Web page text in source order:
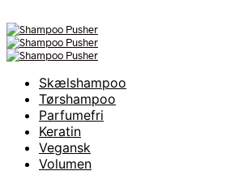
Skælshampoo
Tørshampoo
Parfumefri
Keratin
Vegansk
Volumen